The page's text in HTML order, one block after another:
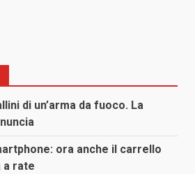
di un’arma da fuoco. La
ora anche il carrello
a rate